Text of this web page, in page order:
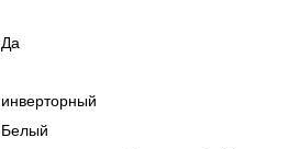
Да
инверторный
Белый